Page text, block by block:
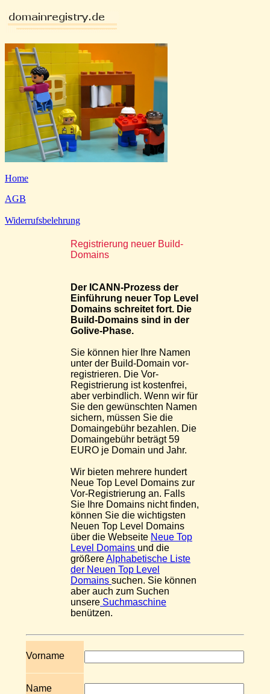
Home
AGB
Widerrufsbelehrung
Registrierung neuer Build-
Domains
Der ICANN-Prozess der
Einführung neuer Top Level
Domains schreitet fort. Die
Build-Domains sind in der
Golive-Phase.
Sie können hier Ihre Namen
unter der Build-Domain vor-
registrieren. Die Vor-
Registrierung ist kostenfrei,
aber verbindlich. Wenn wir für
Sie den gewünschten Namen
sichern, müssen Sie die
Domaingebühr bezahlen. Die
Domaingebühr beträgt 59
EURO je Domain und Jahr.
Wir bieten mehrere hundert
Neue Top Level Domains zur
Vor-Registrierung an. Falls
Sie Ihre Domains nicht finden,
können Sie die wichtigsten
Neuen Top Level Domains
über die Webseite Neue Top
Level Domains und die
größereAlphabetische Liste
der Neuen Top Level
Domains suchen. Sie können
aber auch zum Suchen
unsere Suchmaschine
benützen.
Vorname
Name